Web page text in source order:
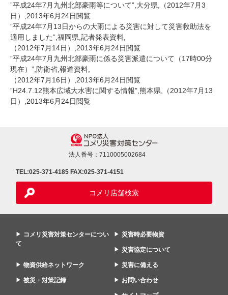
”平成24年7月九州北部豪雨等について” ,大分県,（2012年7月3
日）,2013年6月24日閲覧
”平成24年7月13日からの大雨による災害に対して災害救助法を
適用しました” ,福岡県,記者発表資料,
（2012年7月14日）,2013年6月24日閲覧
”平成24年7月九州北部豪雨に係る災害派遣について（17時00分
現在）” ,防衛省,報道資料,
（2012年7月16日）,2013年6月24日閲覧
”H24.7.12熊本広域大水害に関する情報” ,熊本県,（2012年7月13
日）,2013年6月24日閲覧
法人番号：7110005002684
TEL:025-371-4185FAX:025-371-4151
コメリ店舗検索
コメリ災害対策センターについ
て
災害時必要物資
災害協定について
物資供給ネットワーク
被災・対策記録
災害に備える
お問い合わせ